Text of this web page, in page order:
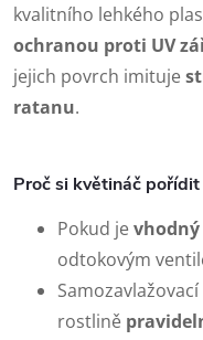
kvalitního lehkého
ochranou proti UV
jejich povrch imituje
ratanu.
Proč si květináč pořídit
Pokud je
odtokovým
rostlině